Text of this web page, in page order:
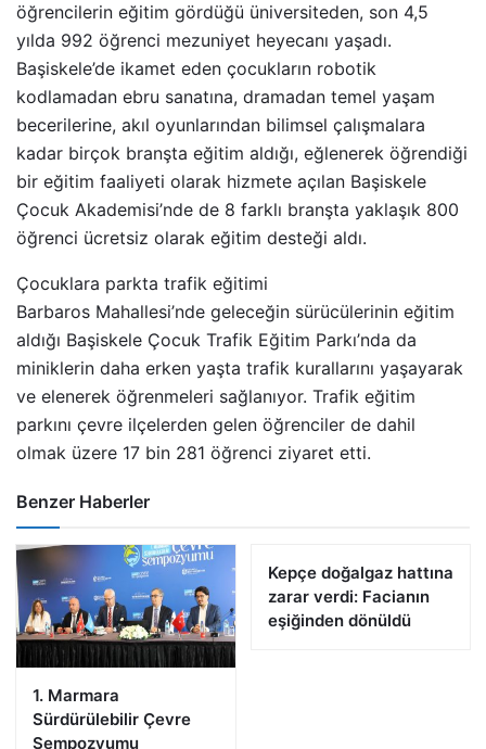
öğrencilerin eğitim gördüğü üniversiteden, son 4,5
yılda 992 öğrenci mezuniyet heyecanı yaşadı.
Başiskele’de ikamet eden çocukların robotik
kodlamadan ebru sanatına, dramadan temel yaşam
becerilerine, akıl oyunlarından bilimsel çalışmalara
kadar birçok branşta eğitim aldığı, eğlenerek öğrendiği
bir eğitim faaliyeti olarak hizmete açılan Başiskele
Çocuk Akademisi’nde de 8 farklı branşta yaklaşık 800
öğrenci ücretsiz olarak eğitim desteği aldı.
Çocuklara parkta trafik eğitimi
Barbaros Mahallesi’nde geleceğin sürücülerinin eğitim
aldığı Başiskele Çocuk Trafik Eğitim Parkı’nda da
miniklerin daha erken yaşta trafik kurallarını yaşayarak
ve elenerek öğrenmeleri sağlanıyor. Trafik eğitim
parkını çevre ilçelerden gelen öğrenciler de dahil
olmak üzere 17 bin 281 öğrenci ziyaret etti.
Benzer Haberler
1. Marmara
Sürdürülebilir Çevre
Sempozyumu
Kepçe doğalgaz hattına
zarar verdi: Facianın
eşiğinden dönüldü